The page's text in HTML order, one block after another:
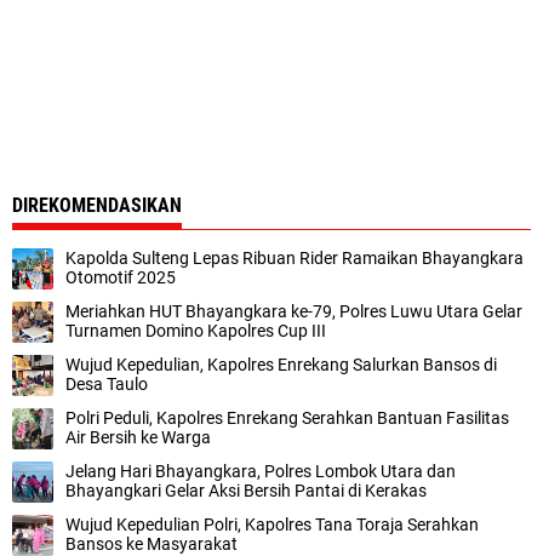
DIREKOMENDASIKAN
Kapolda Sulteng Lepas Ribuan Rider Ramaikan Bhayangkara
Otomotif 2025
Meriahkan HUT Bhayangkara ke-79, Polres Luwu Utara Gelar
Turnamen Domino Kapolres Cup III
Wujud Kepedulian, Kapolres Enrekang Salurkan Bansos di
Desa Taulo
Polri Peduli, Kapolres Enrekang Serahkan Bantuan Fasilitas
Air Bersih ke Warga
Jelang Hari Bhayangkara, Polres Lombok Utara dan
Bhayangkari Gelar Aksi Bersih Pantai di Kerakas
Wujud Kepedulian Polri, Kapolres Tana Toraja Serahkan
Bansos ke Masyarakat